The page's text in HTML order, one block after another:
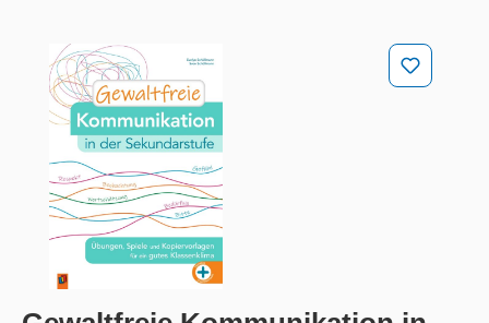
Bildergalerie überspringen